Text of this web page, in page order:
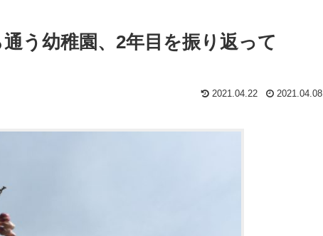
う幼稚園、2年目を振り返って
2021.04.22 2021.04.08